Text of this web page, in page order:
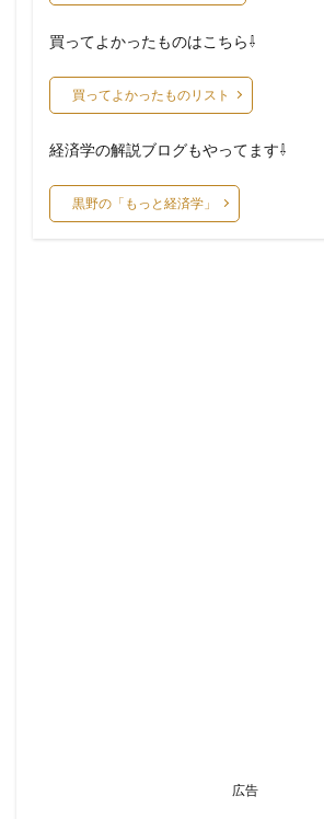
買ってよかったものはこちら⇩
買ってよかったものリスト
経済学の解説ブログもやってます⇩
黒野の「もっと経済学」
広告